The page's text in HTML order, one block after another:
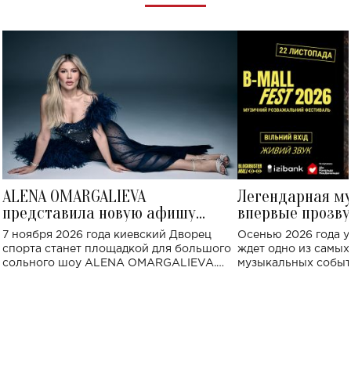
ALENA OMARGALIEVA
представила новую афишу
большого концерта во Дворце
спорта
7 ноября 2026 года киевский Дворец
спорта станет площадкой для большого
сольного шоу ALENA OMARGALIEVA.
Легендарная
впервые
Украине: где
Осенью 2026 года
ждет одно из
музыкальных